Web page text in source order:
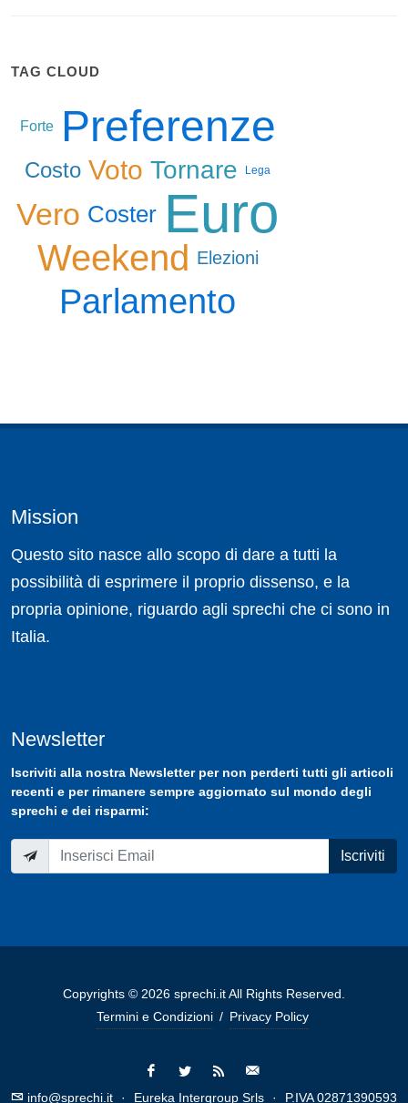
TAG CLOUD
Forte Preferenze
Costo Voto Tornare Lega
Vero Coster Euro
Weekend Elezioni
Parlamento
Mission
Questo sito nasce allo scopo di dare a tutti la
possibilità di esprimere il proprio dissenso, e la
propria opinione, riguardo agli sprechi che ci sono in
Italia.
Newsletter
Iscriviti alla nostra Newsletterper non perderti tutti gli articoli
recenti e per rimanere sempre aggiornato sul mondo degli
sprechi e dei risparmi:
Iscriviti
Copyrights © 2026 sprechi.it All Rights Reserved.
Termini e Condizioni / Privacy Policy
info@sprechi.it · Eureka Intergroup Srls · P.IVA 02871390593